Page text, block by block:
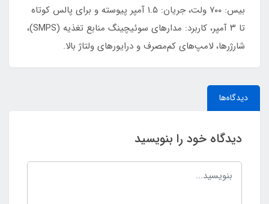
بیس: ۷۰۰ ولت، جریان: ۱.۵ آمپر پیوسته و برای پالس کوتاه
تا ۳ آمپر، کاربرد: مدارهای سوئیچینگ منابع تغذیه (SMPS)،
شارژرها، لامپ‌های کم‌مصرف و درایورهای ولتاژ بالا.
دیدگاه‌ها
دیدگاه خود را بنویسید